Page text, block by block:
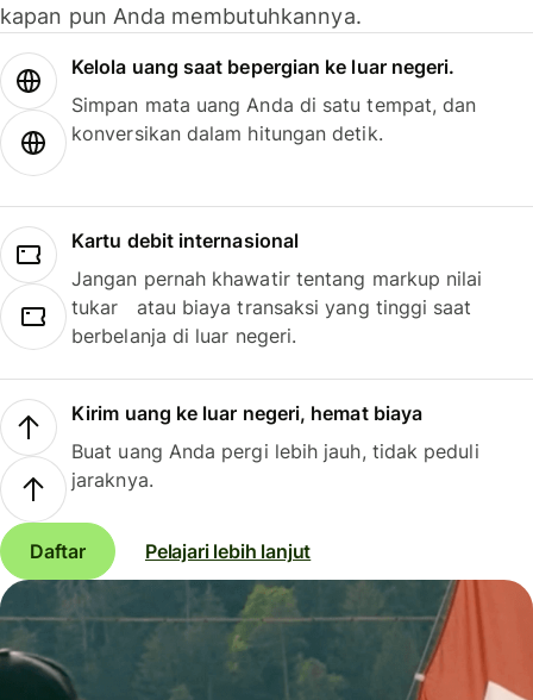
kapan pun Anda membutuhkannya.
Kelola uang saat bepergian ke luar negeri.
Simpan mata uang Anda di satu tempat, dan
konversikan dalam hitungan detik.
Kartu debit internasional
Jangan pernah khawatir tentang markup nilai
tukar atau biaya transaksi yang tinggi saat
berbelanja di luar negeri.
Kirim uang ke luar negeri, hemat biaya
Buat uang Anda pergi lebih jauh, tidak peduli
jaraknya.
Daftar Pelajari lebih lanjut